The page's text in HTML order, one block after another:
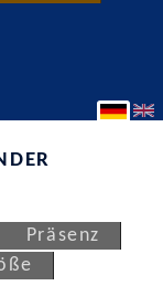
Präsenz